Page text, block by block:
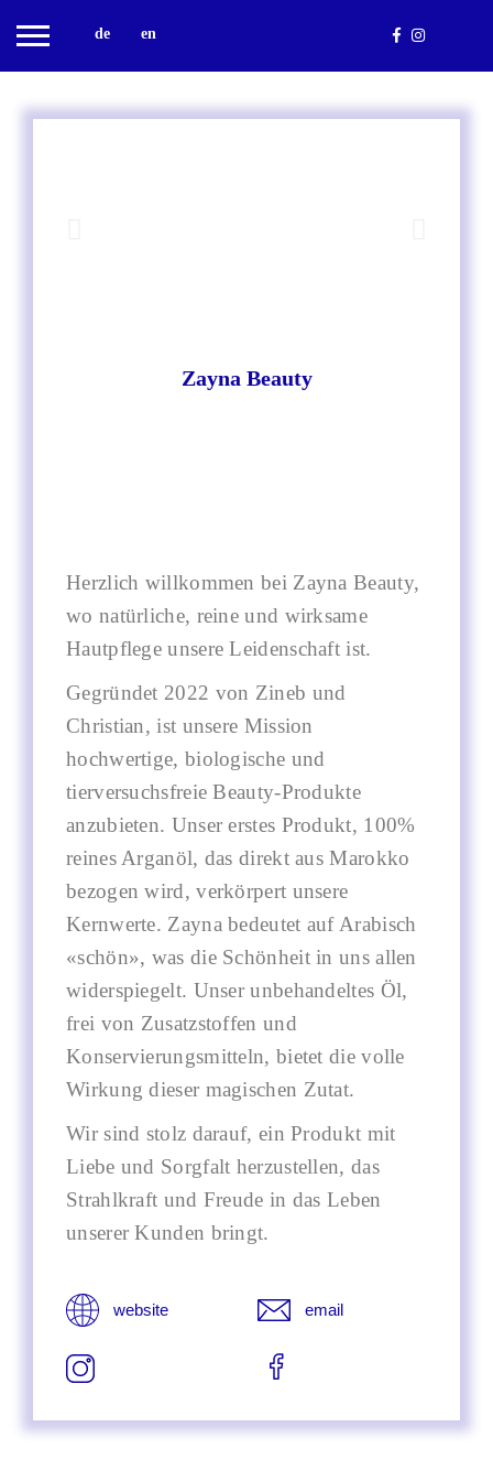
Zayna Beauty
Herzlich willkommen bei Zayna Beauty,
wo natürliche, reine und wirksame
Hautpflege unsere Leidenschaft ist.
Gegründet 2022 von Zineb und
Christian, ist unsere Mission
hochwertige, biologische und
tierversuchsfreie Beauty-Produkte
anzubieten. Unser erstes Produkt, 100%
reines Arganöl, das direkt aus Marokko
bezogen wird, verkörpert unsere
Kernwerte. Zayna bedeutet auf Arabisch
«schön», was die Schönheit in uns allen
widerspiegelt. Unser unbehandeltes Öl,
frei von Zusatzstoffen und
Konservierungsmitteln, bietet die volle
Wirkung dieser magischen Zutat.
Wir sind stolz darauf, ein Produkt mit
Liebe und Sorgfalt herzustellen, das
Strahlkraft und Freude in das Leben
unserer Kunden bringt.
website email
de en